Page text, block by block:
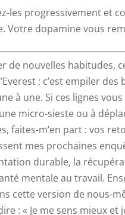
les progressivement et
Votre dopamine vous
de nouvelles habitudes,
; c’est empiler des
à une. Si ces lignes
micro-sieste ou à
faites-m’en part : vos
mes prochaines
durable, la
mentale au travail.
cette version de nous-
: « Je me sens mieux et